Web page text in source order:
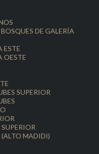
DE GALERÍA
ESTE
OESTE
SUPERIOR
(ALTO MADIDI)